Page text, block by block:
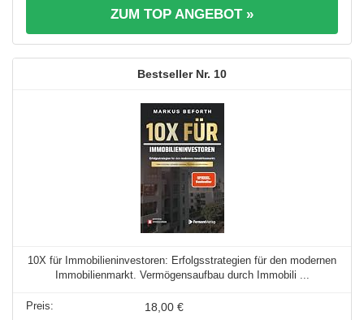
ZUM TOP ANGEBOT »
10
10X für Immobilieninvestoren: Erfolgsstrategien für den modernen
Immobilienmarkt. Vermögensaufbau durch Immobili ...
18,00 €